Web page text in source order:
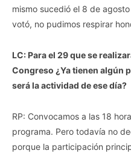
mismo sucedió el 8 de
votó, no pudimos respirar
LC: Para el 29 que se
Congreso ¿Ya tienen algún
será la actividad de ese día?
RP: Convocamos a las 18
programa. Pero todavía no
porque la participación